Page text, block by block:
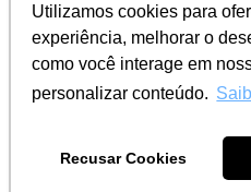
Utilizamos cookies para
experiência, melhorar o
como você interage em
personalizar conteúdo.
Recusar Cookies
RSB - Rede Salesiana Brasil
EDEBE - Editora
UPV - União pela Vida
Familia Salesiana
SDB - Salesianos de Dom
FMA - Filhas de Maria